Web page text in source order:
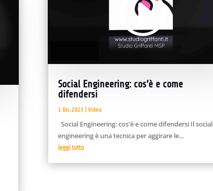
Social Engineering: cos’è e come
difendersi
1 Dic 2023 Video
Social Engineering: cos'è e come difendersi Il social
engineering è una tecnica per aggirare le...
leggi tutto